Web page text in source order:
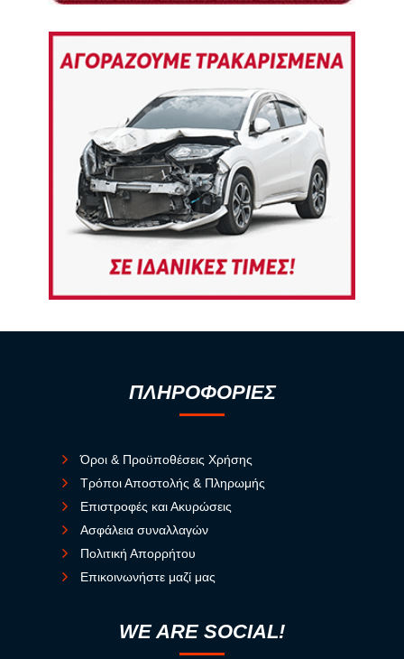
ΠΛΗΡΟΦΟΡΙΕΣ
Όροι & Προϋποθέσεις Χρήσης
Τρόποι Αποστολής & Πληρωμής
Επιστροφές και Ακυρώσεις
Ασφάλεια συναλλαγών
Πολιτική Απορρήτου
Επικοινωνήστε μαζί μας
WE ARE SOCIAL!